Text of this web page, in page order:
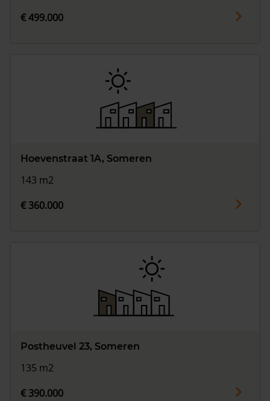
€ 499.000
Hoevenstraat 1A, Someren
143 m2
€ 360.000
Postheuvel 23, Someren
135 m2
€ 390.000